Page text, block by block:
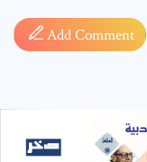
Add Comment
required